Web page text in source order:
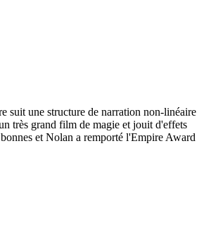
suit une structure de narration non-linéaire
très grand film de magie et jouit d'effets
et Nolan a remporté l'Empire Award